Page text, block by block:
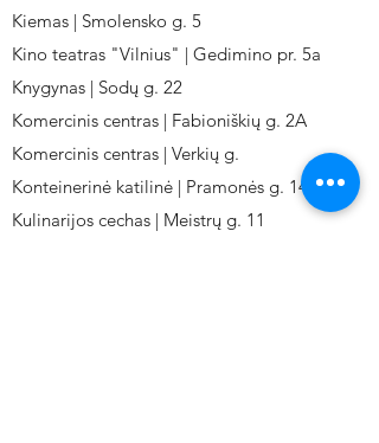
Kiemas | Smolensko g. 5
Kino teatras "Vilnius" | Gedimino pr. 5a
Knygynas | Sodų g. 22
Komercinis centras | Fabioniškių g. 2A
Komercinis centras | Verkių g.
Konteinerinė katilinė | Pramonės g. 141
Kulinarijos cechas | Meistrų g. 11